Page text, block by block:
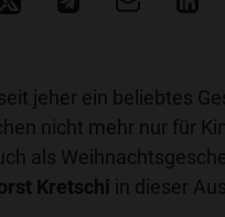
jeher ein beliebtes
nicht mehr nur für
als
Kretschi in dieser